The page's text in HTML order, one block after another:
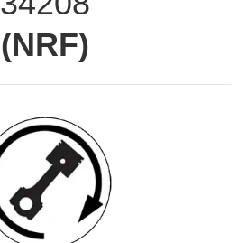
(NRF)